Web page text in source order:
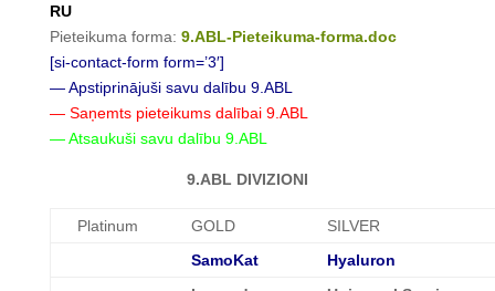
RU
Pieteikuma forma: 9.ABL-Pieteikuma-forma.doc
[si-contact-form form=’3′]
— Apstiprinājuši savu dalību 9.ABL
— Saņemts pieteikums dalībai 9.ABL
— Atsaukuši savu dalību 9.ABL
9.ABL DIVIZIONI
Platinum GOLD
SILVER
SamoKat
Hyaluron